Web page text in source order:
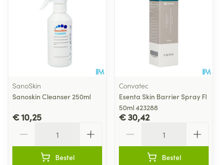
SanoSkin
Sanoskin Cleanser 250ml
€ 10,25
Bestel
Convatec
Esenta Skin Barrier Spray Fl
50ml 423288
€ 30,42
Bestel